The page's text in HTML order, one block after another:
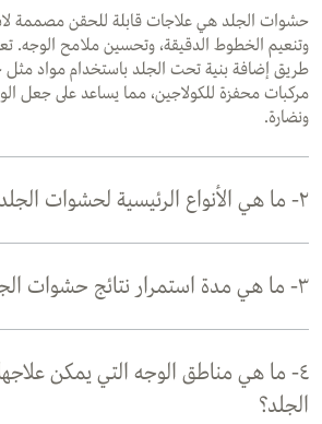
حشوات الجلد هي علاجات قابلة للحقن مصممة
وتنعيم الخطوط الدقيقة، وتحسين ملامح
طريق إضافة بنية تحت الجلد باستخدام مواد مثل
مركبات محفزة للكولاجين، مما يساعد على جعل
ونضارة.
٢- ما هي الأنواع الرئيسية لحشوات الجلد؟
٣- ما هي مدة استمرار نتائج حشوات الجلد؟
٤- ما هي مناطق الوجه التي يمكن
الجلد؟